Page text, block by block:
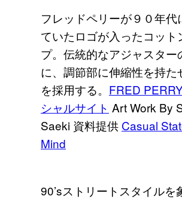
フレッドペリーが９０年代
ていたロゴが入ったコット
プ。伝統的なアジャスター
に、調節部に伸縮性を持た
を採用する。 FRED
シャルサイト Art Work By
Saeki 資料提供 Casual
Mind
90’sストリートスタイルを